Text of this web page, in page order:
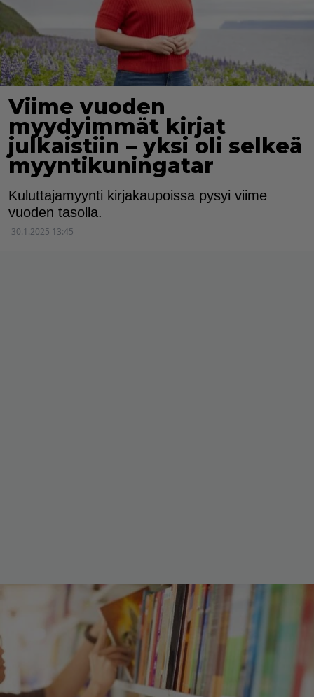
Viime vuoden
myydyimmät kirjat
julkaistiin – yksi oli selkeä
myyntikuningatar
Kuluttajamyynti kirjakaupoissa pysyi viime
vuoden tasolla.
30.1.2025 13:45